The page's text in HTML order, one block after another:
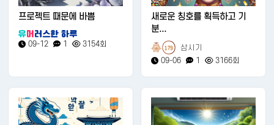
프로젝트 때문에 바쁨
09-12 1 3154회
새로운 칭호를 획득하고 기
분...
179
삼시기
09-06
1 3166회